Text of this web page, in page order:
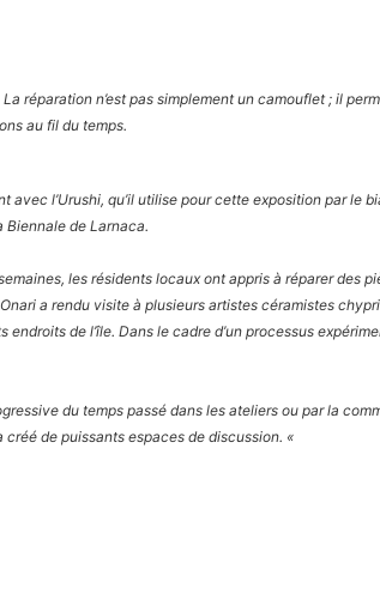
réparation n’est pas simplement un camouflet ; il
au fil du temps.
avec l’Urushi, qu’il utilise pour cette exposition par le
Biennale de Larnaca.
les résidents locaux ont appris à réparer des
a rendu visite à plusieurs artistes céramistes
de l’île. Dans le cadre d’un processus
du temps passé dans les ateliers ou par la
créé de puissants espaces de discussion. «